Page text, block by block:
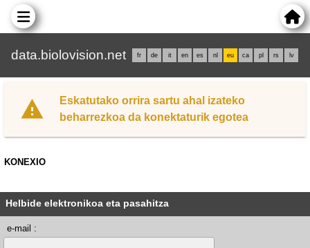
data.biolovision.net fr de it en es nl eu ca pl rs lv
Eskatutako orrira sartu ahal izateko
beharrezkoa da konektaturik egotea
KONEXIO
Helbide elektronikoa eta pasahitza
e-mail :